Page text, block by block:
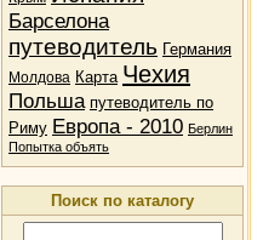
Барселона
путеводитель Германия
Молдова Карта Чехия
Польша путеводитель по
Риму Европа - 2010 Берлин
Попытка объять
Поиск по каталогу